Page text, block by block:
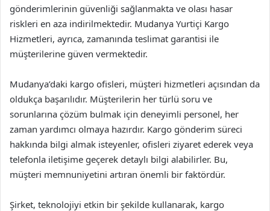
gönderimlerinin güvenliği sağlanmakta ve olası hasar
riskleri en aza indirilmektedir. Mudanya Yurtiçi Kargo
Hizmetleri, ayrıca, zamanında teslimat garantisi ile
müşterilerine güven vermektedir.
Mudanya’daki kargo ofisleri, müşteri hizmetleri açısından da
oldukça başarılıdır. Müşterilerin her türlü soru ve
sorunlarına çözüm bulmak için deneyimli personel, her
zaman yardımcı olmaya hazırdır. Kargo gönderim süreci
hakkında bilgi almak isteyenler, ofisleri ziyaret ederek veya
telefonla iletişime geçerek detaylı bilgi alabilirler. Bu,
müşteri memnuniyetini artıran önemli bir faktördür.
Şirket, teknolojiyi etkin bir şekilde kullanarak, kargo